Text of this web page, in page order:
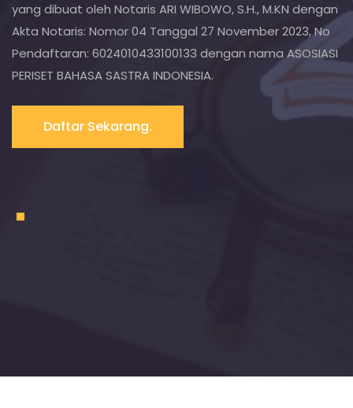
yang dibuat oleh Notaris ARI WIBOWO, S.H., M.KN dengan
Akta Notaris: Nomor 04 Tanggal 27 November 2023, No
Pendaftaran: 6024010433100133 dengan nama ASOSIASI
PERISET BAHASA SASTRA INDONESIA.
Daftar Sekarang.
1